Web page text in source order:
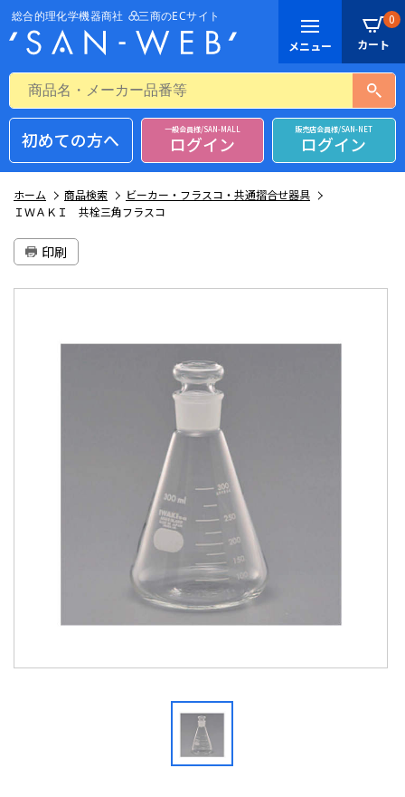
0
初めての方へ 一般会員様/SAN-MALL
ログイン
販売店会員様/SAN-NET
ログイン
ホーム 商品検索
ビーカー・フラスコ・共通摺合せ器具
ＩＷＡＫＩ 共栓三角フラスコ
印刷